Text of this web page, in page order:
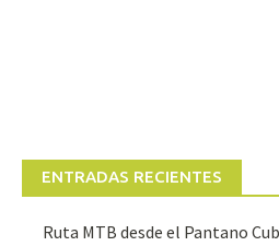
ENTRADAS RECIENTES
Ruta MTB desde el Pantano